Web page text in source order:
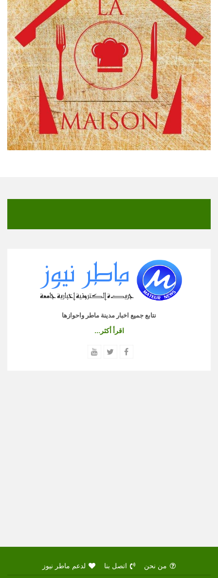
نتابع جميع اخبار مدينة ماطر واحوازها
اقرأ أكثر...
من نحن اتصل بنا لدعم ماطر نيوز